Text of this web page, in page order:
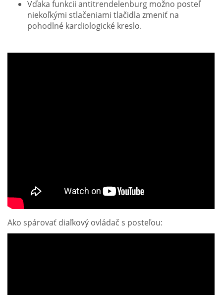
Vďaka funkcii antitrendelenburg možno posteľ
niekoľkými stlačeniami tlačidla zmeniť na
pohodlné kardiologické kreslo.
Ako spárovať diaľkový ovládač s posteľou: